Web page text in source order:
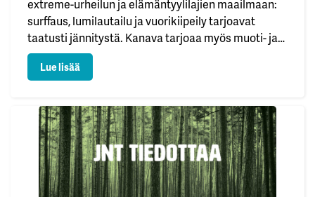
extreme-urheilun ja elämäntyylilajien maailmaan:
surffaus, lumilautailu ja vuorikiipeily tarjoavat
taatusti jännitystä. Kanava tarjoaa myös muoti- ja
musiikkisisältöä, jotka viimeistelevät
toimintatäyteisen elämyksen. Bonuskanava löytyy
jatkoa! 🌷
Lue lisää